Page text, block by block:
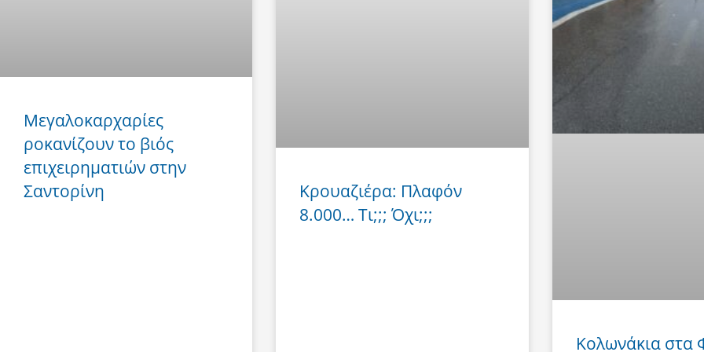
Μεγαλοκαρχαρίες
ροκανίζουν το βιός
επιχειρηματιών στην
Σαντορίνη
Κρουαζιέρα: Πλαφόν
8.000… Τι;;; Όχι;;;
Κολωνάκια στα